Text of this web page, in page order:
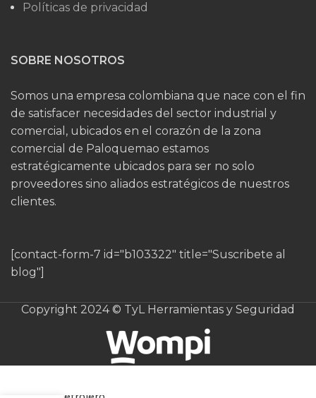
Políticas de privacidad
SOBRE NOSOTROS
Somos una empresa colombiana que nace con el fin
de satisfacer necesidades del sector industrial y
comercial, ubicados en el corazón de la zona
comercial de Paloquemao estamos
estratégicamente ubicados para ser no solo
proveedores sino aliados estratégicos de nuestros
clientes.
[contact-form-7 id="b103322" title="Suscribete al
blog"]
Copyright 2024 © TyL Herramientas y Seguridad
Guante